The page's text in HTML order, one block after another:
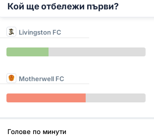
Кой ще отбележи първи?
Livingston FC
Motherwell FC
Голове по минути